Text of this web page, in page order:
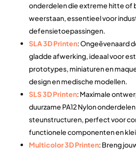
onderdelen die extreme hitte of
weerstaan, essentieel voor
defensietoepassingen.
SLA 3D Printen: Ongeëvenaard
gladde afwerking, ideaal voor
prototypes, miniaturen en
design en medische modellen.
SLS 3D Printen: Maximale
duurzame PA12 Nylon
steunstructuren, perfect voor
functionele componenten en
Multicolor 3D Printen: Breng